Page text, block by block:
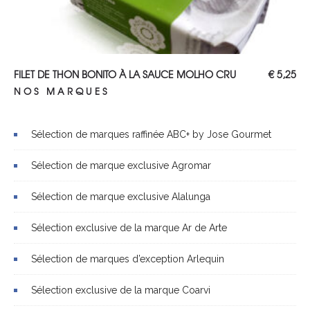
AJOUTER AU PANIER
FILET DE THON BONITO À LA SAUCE MOLHO CRU €5,25
NOS MARQUES
Sélection de marques raffinée ABC+ by Jose Gourmet
Sélection de marque exclusive Agromar
Sélection de marque exclusive Alalunga
Sélection exclusive de la marque Ar de Arte
Sélection de marques d’exception Arlequin
Sélection exclusive de la marque Coarvi